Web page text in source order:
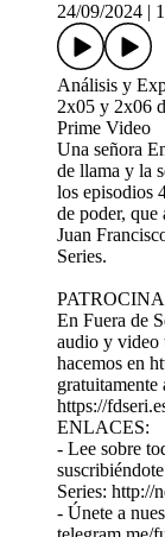
24/09/2024
Análisis y
2x05 y 2x06
Prime Video
Una señora
de llama y la
los episodios
de poder,
Juan
Series.
En Fuera de
audio y video
hacemos en
gratuitamente
https://
ENLACES:
- Lee sobre
Series: http://
- Únete a